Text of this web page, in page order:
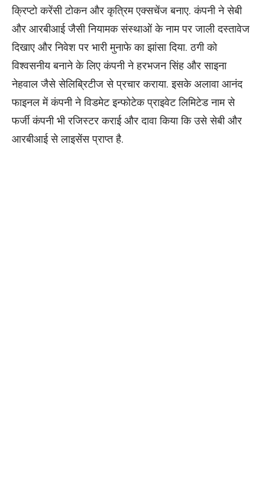
क्रिप्टो करेंसी टोकन और कृत्रिम एक्सचेंज बनाए. कंपनी ने सेबी
और आरबीआई जैसी नियामक संस्थाओं के नाम पर जाली दस्तावेज
दिखाए और निवेश पर भारी मुनाफे का झांसा दिया. ठगी को
विश्वसनीय बनाने के लिए कंपनी ने हरभजन सिंह और साइना
नेहवाल जैसे सेलिब्रिटीज से प्रचार कराया. इसके अलावा आनंद
फाइनल में कंपनी ने विडमेट इन्फोटेक प्राइवेट लिमिटेड नाम से
फर्जी कंपनी भी रजिस्टर कराई और दावा किया कि उसे सेबी और
आरबीआई से लाइसेंस प्राप्त है.